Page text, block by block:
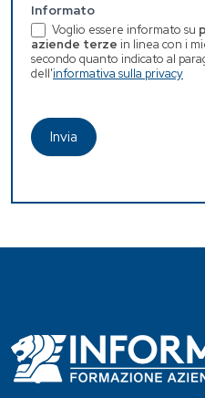
Informato
Voglio essere informato su
aziende terze in linea con i
secondo quanto indicato al
dell'informativa sulla privacy
Invia